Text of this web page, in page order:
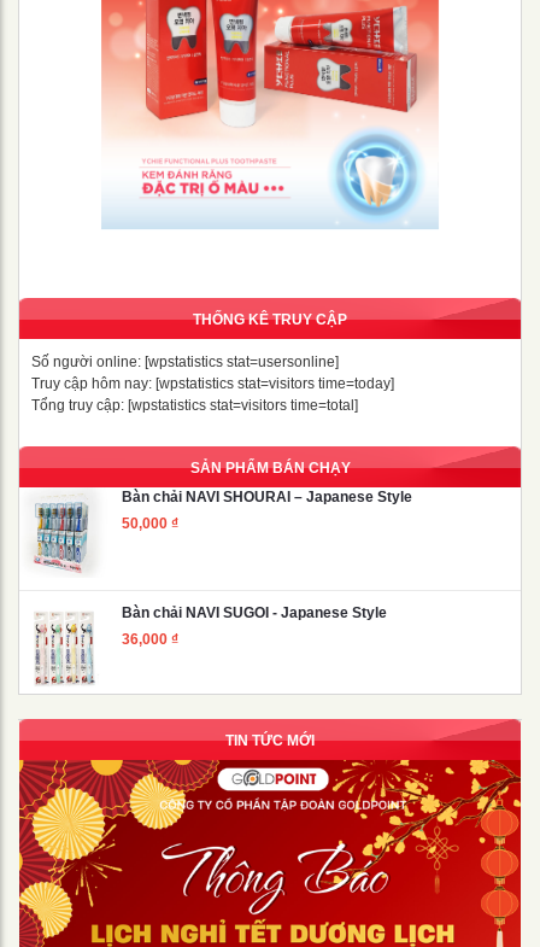
THỐNG KÊ TRUY CẬP
Số người online: [wpstatistics stat=usersonline]
Truy cập hôm nay: [wpstatistics stat=visitors time=today]
Tổng truy cập: [wpstatistics stat=visitors time=total]
SẢN PHẨM BÁN CHẠY
Bàn chải NAVI SHOURAI – Japanese Style
50,000 ₫
Bàn chải NAVI SUGOI - Japanese Style
36,000 ₫
TIN TỨC MỚI